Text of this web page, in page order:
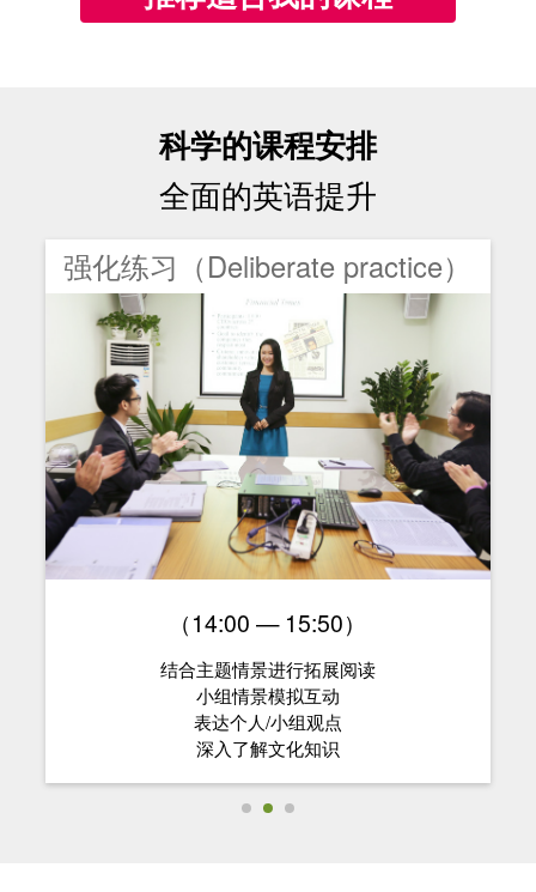
科学的课程安排
全面的英语提升
强化练习（Deliberate practice）
（14:00 — 15:50）
结合主题情景进行拓展阅读
小组情景模拟互动
表达个人/小组观点
深入了解文化知识